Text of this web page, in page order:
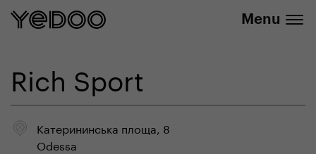
Menu
Rich Sport
Катерининська площа, 8
Odessa